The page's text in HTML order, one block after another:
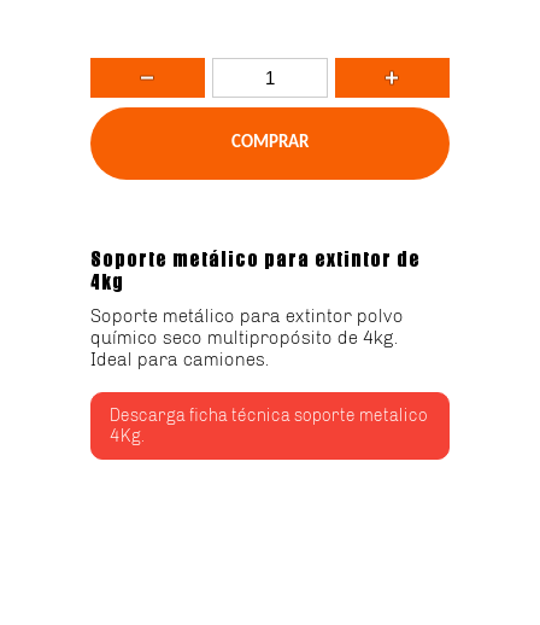
Soporte metálico para extintor de
4kg
Soporte metálico para extintor polvo
químico seco multipropósito de 4kg.
Ideal para camiones.
Descarga ficha técnica soporte metalico
4Kg.